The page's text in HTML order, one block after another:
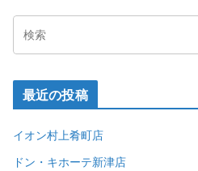
最近の投稿
イオン村上肴町店
ドン・キホーテ新津店